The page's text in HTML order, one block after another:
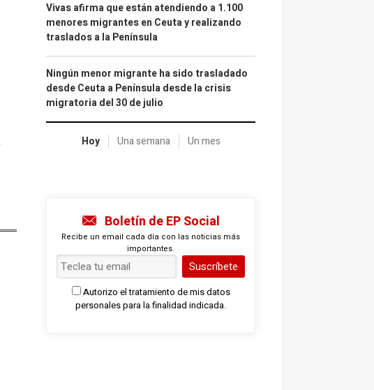
Vivas afirma que están atendiendo a 1.100
menores migrantes en Ceuta y realizando
traslados a la Península
Ningún menor migrante ha sido trasladado
desde Ceuta a Península desde la crisis
migratoria del 30 de julio
Hoy Una semana Un mes
Boletín de EP Social
Recibe un email cada día con las noticias más
importantes.
Suscríbete
Autorizo el tratamiento de mis datos
personales para la finalidad indicada.